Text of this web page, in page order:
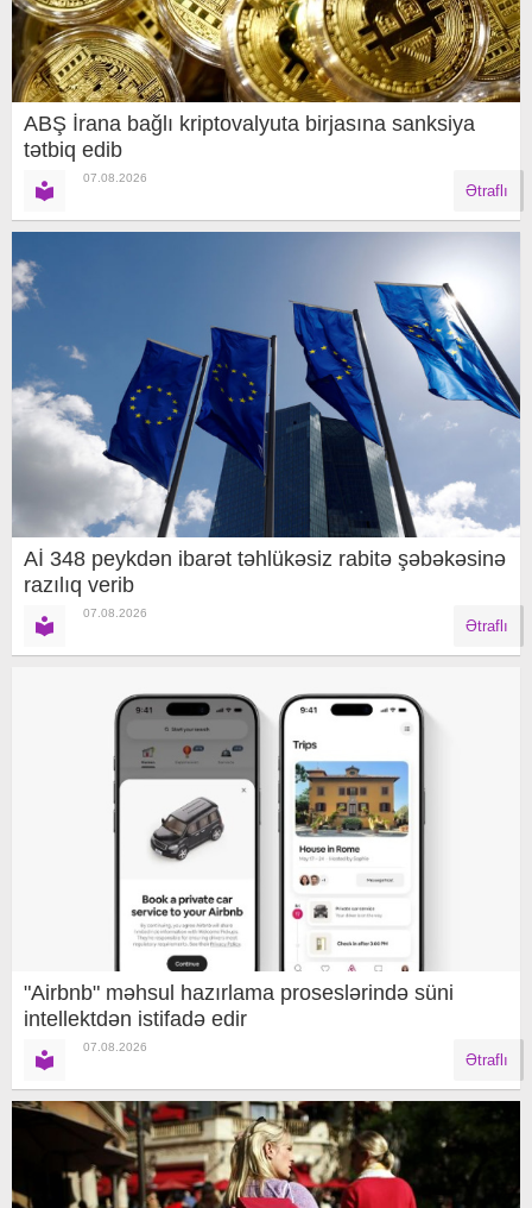
ABŞ İrana bağlı kriptovalyuta birjasına sanksiya
tətbiq edib
07.08.2026
Ətraflı
Aİ 348 peykdən ibarət təhlükəsiz rabitə şəbəkəsinə
razılıq verib
07.08.2026
Ətraflı
"Airbnb" məhsul hazırlama proseslərində süni
intellektdən istifadə edir
07.08.2026
Ətraflı